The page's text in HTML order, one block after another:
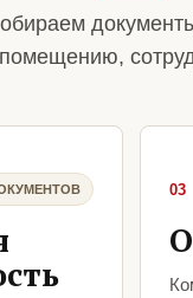
03